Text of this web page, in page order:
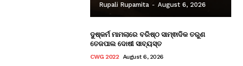
Rupali Rupamita - August 6, 2026
ଦୁଷ୍କର୍ମ ମାମଲାରେ ବରିଷ୍ଠ ସାମ୍ଵାଦିକ ତରୁଣ
ତେଜପାଲ ଦୋଷୀ ସାବ୍ୟସ୍ତ
CWG 2022 August 6, 2026